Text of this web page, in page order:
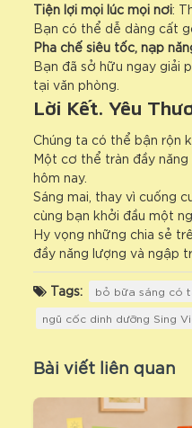
Tiện lợi mọi lúc mọi nơi:
Bạn có thể dễ dàng cất
Pha chế siêu tốc, nạp
Bạn đã sở hữu ngay giải
tại văn phòng.
Lời Kết: Yêu
Chúng ta có thể bận rộn
Một cơ thể tràn đầy
hôm nay.
Sáng mai, thay vì cuống
cùng bạn khởi đầu một
Hy vọng những chia sẻ
đầy năng lượng và ngập
Tags: bỏ bữa sáng có
ngũ cốc dinh dưỡng Sing
Bài viết liên quan